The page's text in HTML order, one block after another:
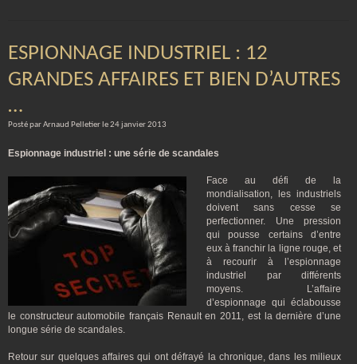
ESPIONNAGE INDUSTRIEL : 12
GRANDES AFFAIRES ET BIEN D’AUTRES
…
Posté par Arnaud Pelletier le 24 janvier 2013
Espionnage industriel : une série de scandales
Face au défi de la
mondialisation, les industriels
doivent sans cesse se
perfectionner. Une pression
qui pousse certains d’entre
eux à franchir la ligne rouge, et
à recourir à l’espionnage
industriel par différents
moyens. L’affaire
d’espionnage qui éclabousse
le constructeur automobile français Renault en 2011, est la dernière d’une
longue série de scandales.
Retour sur quelques affaires qui ont défrayé la chronique, dans les milieux